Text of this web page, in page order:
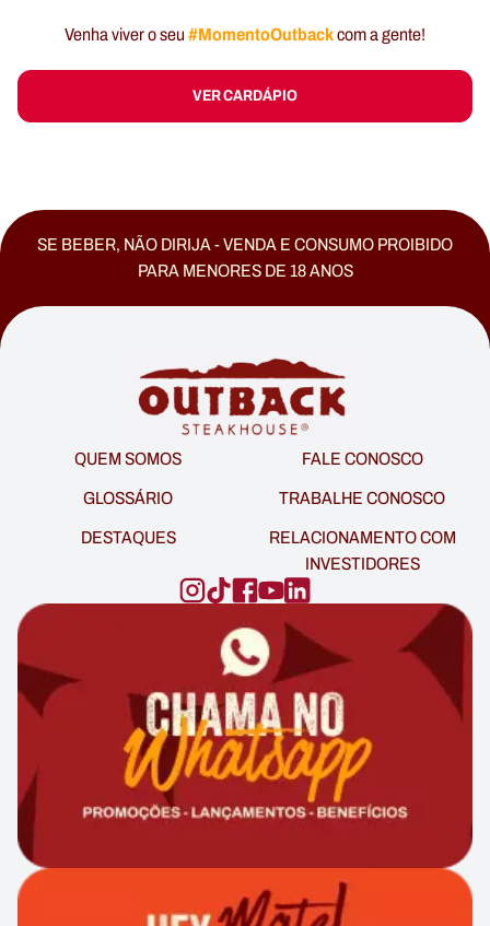
Venha viver o seu#MomentoOutbackcom a gente!
VER CARDÁPIO
SE BEBER, NÃO DIRIJA - VENDA E CONSUMO PROIBIDO
PARA MENORES DE 18 ANOS
QUEM SOMOS
FALE CONOSCO
GLOSSÁRIO
TRABALHE CONOSCO
DESTAQUES
RELACIONAMENTO COM
INVESTIDORES